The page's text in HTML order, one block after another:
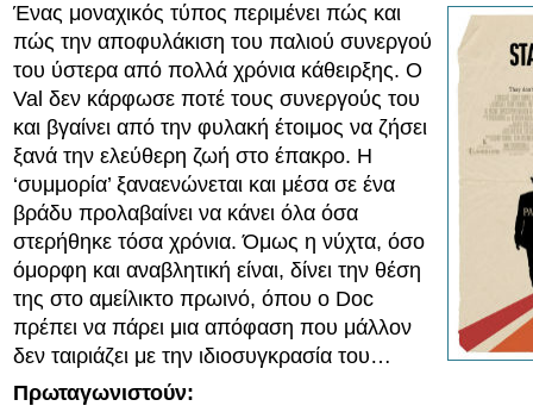
Ένας μοναχικός τύπος περιμένει πώς και
πώς την αποφυλάκιση του παλιού συνεργού
του ύστερα από πολλά χρόνια κάθειρξης. Ο
Val δεν κάρφωσε ποτέ τους συνεργούς του
και βγαίνει από την φυλακή έτοιμος να ζήσει
ξανά την ελεύθερη ζωή στο έπακρο. Η
‘συμμορία’ ξαναενώνεται και μέσα σε ένα
βράδυ προλαβαίνει να κάνει όλα όσα
στερήθηκε τόσα χρόνια. Όμως η νύχτα, όσο
όμορφη και αναβλητική είναι, δίνει την θέση
της στο αμείλικτο πρωινό, όπου ο Doc
πρέπει να πάρει μια απόφαση που μάλλον
δεν ταιριάζει με την ιδιοσυγκρασία του…
Πρωταγωνιστούν: